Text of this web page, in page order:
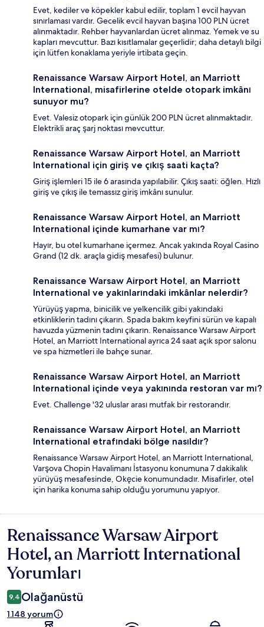
Evet, kediler ve köpekler kabul edilir, toplam 1 evcil hayvan
sınırlaması vardır. Gecelik evcil hayvan başına 100 PLN ücret
alınmaktadır. Rehber hayvanlardan ücret alınmaz. Yemek ve su
kapları mevcuttur. Bazı kısıtlamalar geçerlidir; daha detaylı bilgi
için lütfen konaklama yeriyle irtibata geçin.
Renaissance Warsaw Airport Hotel, an Marriott
International, misafirlerine otelde otopark imkânı
sunuyor mu?
Evet. Valesiz otopark için günlük 200 PLN ücret alınmaktadır.
Elektrikli araç şarj noktası mevcuttur.
Renaissance Warsaw Airport Hotel, an Marriott
International için giriş ve çıkış saati kaçta?
Giriş işlemleri 15 ile 6 arasında yapılabilir. Çıkış saati: öğlen. Hızlı
giriş ve çıkış ile temassız giriş imkânı sunulur.
Renaissance Warsaw Airport Hotel, an Marriott
International içinde kumarhane var mı?
Hayır, bu otel kumarhane içermez. Ancak yakında Royal Casino
Grand (12 dk. araçla gidiş mesafesi) bulunur.
Renaissance Warsaw Airport Hotel, an Marriott
International ve yakınlarındaki imkânlar nelerdir?
Yürüyüş yapma, binicilik ve yelkencilik gibi yakındaki
etkinliklerin tadını çıkarın. Spada bakım keyfini sürün ve kapalı
havuzda yüzmenin tadını çıkarın. Renaissance Warsaw Airport
Hotel, an Marriott International ayrıca 24 saat açık spor salonu
ve spa hizmetleri ile bahçe sunar.
Renaissance Warsaw Airport Hotel, an Marriott
International içinde veya yakınında restoran var mı?
Evet. Challenge '32 uluslar arası mutfak bir restorandır.
Renaissance Warsaw Airport Hotel, an Marriott
International etrafındaki bölge nasıldır?
Renaissance Warsaw Airport Hotel, an Marriott International,
Varşova Chopin Havalimanı İstasyonu konumuna 7 dakikalık
yürüyüş mesafesinde, Okęcie konumundadır. Misafirler, otel
için harika konuma sahip olduğu yorumunu yapıyor.
Yorumlar
Renaissance Warsaw Airport
Hotel, an Marriott International
Yorumları
9,4 Olağanüstü
1.148 yorum